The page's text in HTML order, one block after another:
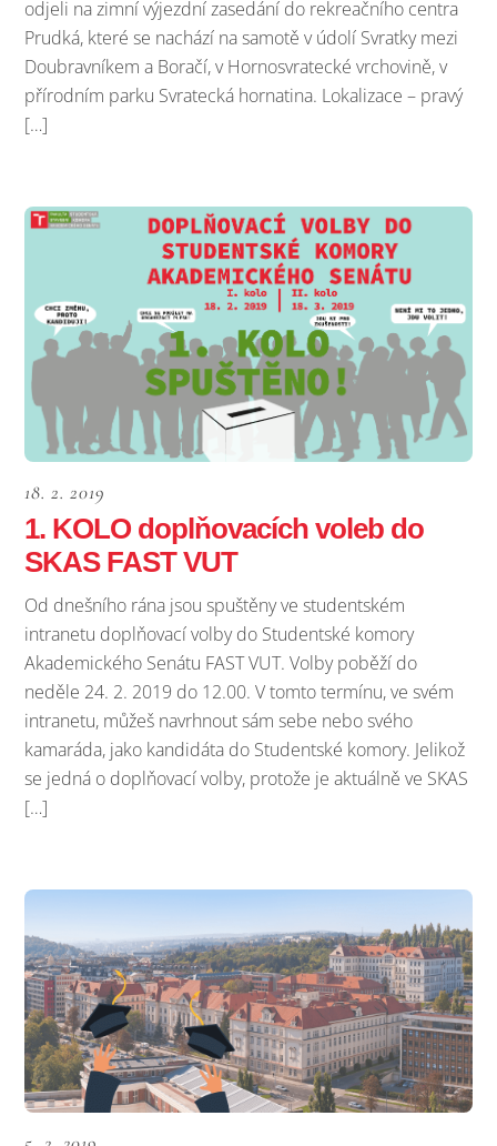
odjeli na zimní výjezdní zasedání do rekreačního centra
Prudká, které se nachází na samotě v údolí Svratky mezi
Doubravníkem a Boračí, v Hornosvratecké vrchovině, v
přírodním parku Svratecká hornatina. Lokalizace – pravý
[…]
18. 2. 2019
1. KOLO doplňovacích voleb do
SKAS FAST VUT
Od dnešního rána jsou spuštěny ve studentském
intranetu doplňovací volby do Studentské komory
Akademického Senátu FAST VUT. Volby poběží do
neděle 24. 2. 2019 do 12.00. V tomto termínu, ve svém
intranetu, můžeš navrhnout sám sebe nebo svého
kamaráda, jako kandidáta do Studentské komory. Jelikož
se jedná o doplňovací volby, protože je aktuálně ve SKAS
[…]